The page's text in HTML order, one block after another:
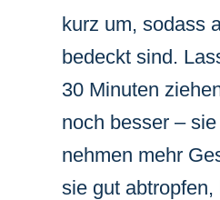
kurz um, sodass
bedeckt sind.
30 Minuten
noch besser –
nehmen mehr
sie gut